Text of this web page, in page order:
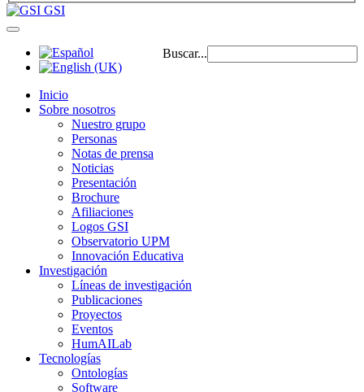
GSI
Buscar...
Inicio
Sobre nosotros
Nuestro grupo
Personas
Notas de prensa
Noticias
Presentación
Brochure
Afiliaciones
Logos GSI
Observatorio UPM
Innovación Educativa
Investigación
Líneas de investigación
Publicaciones
Proyectos
Eventos
HumAILab
Tecnologías
Ontologías
Software